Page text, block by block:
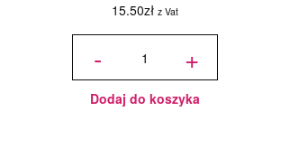
15.50zł z Vat
-
ilość Karton
36x36x45/30
cm Biały - 1 +
Dodaj do koszyka